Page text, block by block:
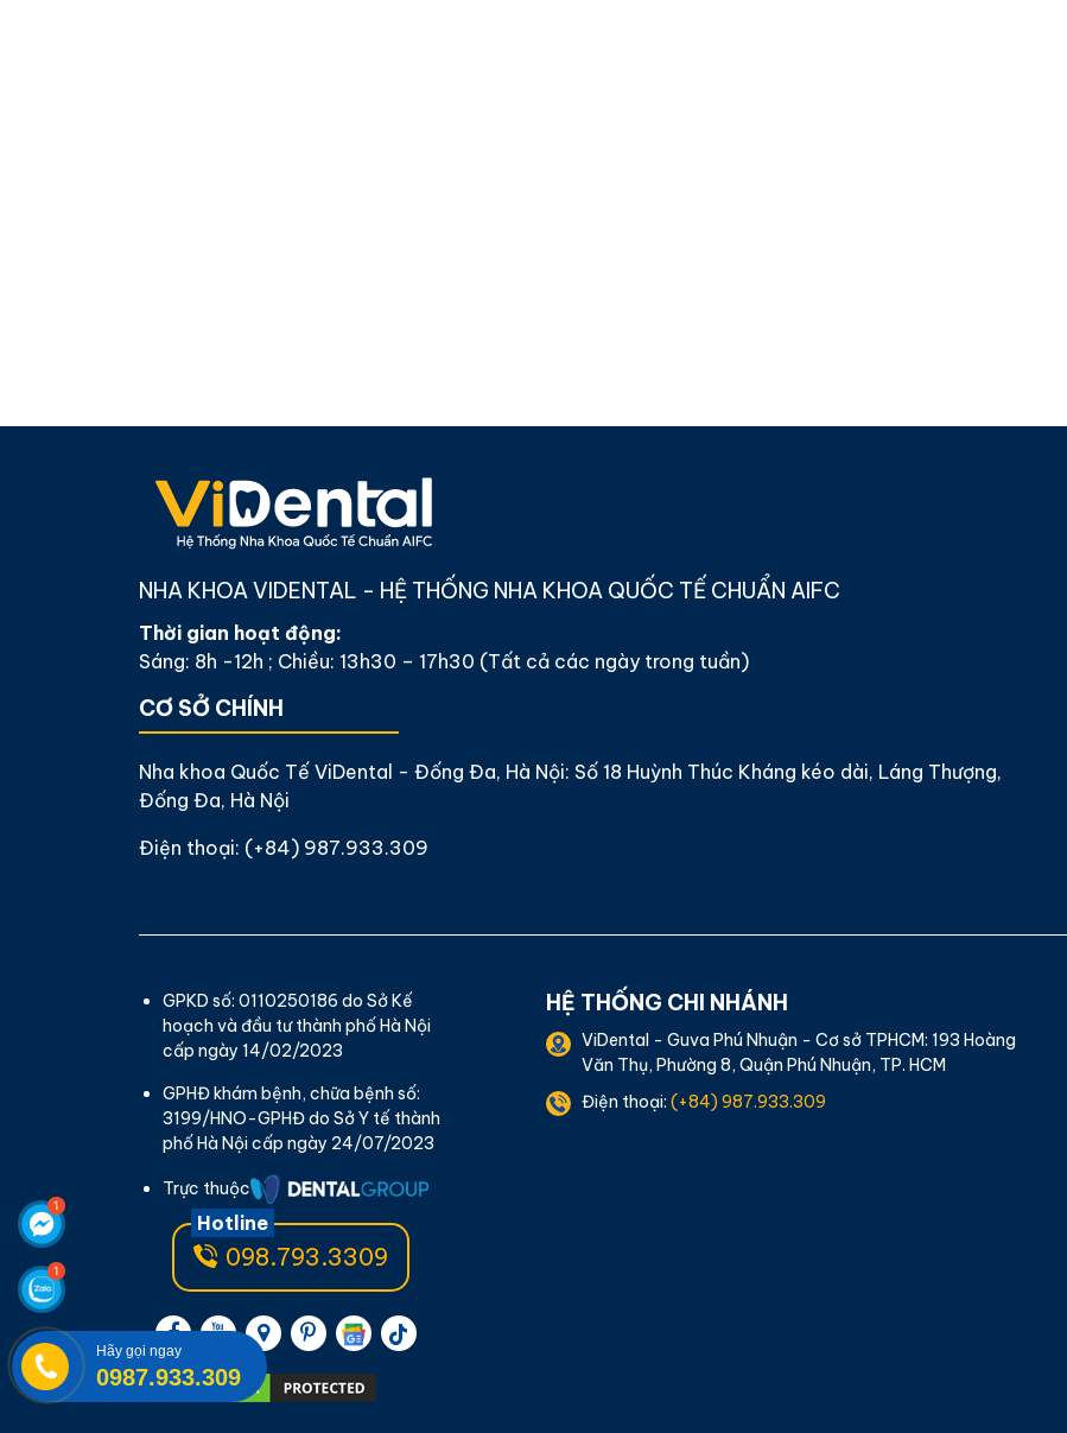
NHA KHOA VIDENTAL - HỆ THỐNG NHA KHOA QUỐC TẾ CHUẨN AIFC
Thời gian hoạt động:
Sáng: 8h -12h ; Chiều: 13h30 – 17h30 (Tất cả các ngày trong tuần)
CƠ SỞ CHÍNH
Nha khoa Quốc Tế ViDental - Đống Đa, Hà Nội: Số 18 Huỳnh Thúc Kháng kéo dài, Láng Thượng,
Đống Đa, Hà Nội
Điện thoại: (+84) 987.933.309
GPKD số: 0110250186 do Sở Kế
hoạch và đầu tư thành phố Hà Nội
cấp ngày 14/02/2023
GPHĐ khám bệnh, chữa bệnh số:
3199/HNO-GPHĐ do Sở Y tế thành
phố Hà Nội cấp ngày 24/07/2023
Trực thuộc
Hotline
098.793.3309
HỆ THỐNG CHI NHÁNH
ViDental - Guva Phú Nhuận - Cơ sở TPHCM: 193 Hoàng
Văn Thụ, Phường 8, Quận Phú Nhuận, TP. HCM
Điện thoại: (+84) 987.933.309
Hãy gọi ngay
0987.933.309